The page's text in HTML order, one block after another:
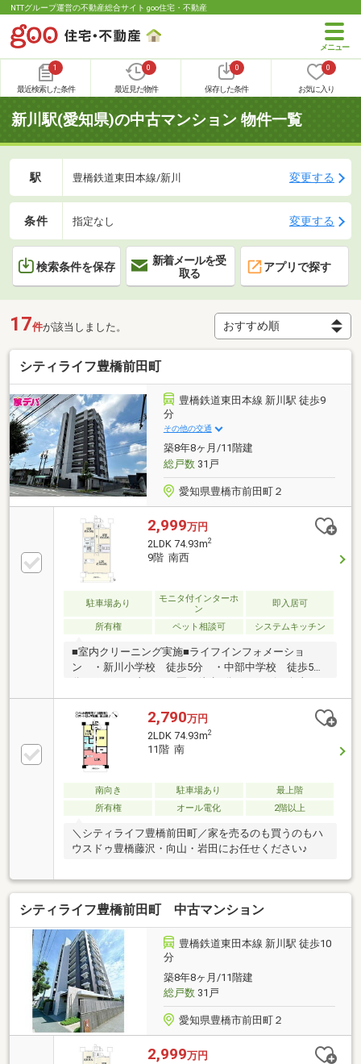
NTTグループ運営の不動産総合サイト goo住宅・不動産
1
最近検索した条件
0
最近見た物件
0
保存した条件
0
お気に入り
新川駅(愛知県)の中古マンション 物件一覧
駅 豊橋鉄道東田本線/新川 変更する
条件 指定なし 変更する
検索条件を保存
新着メールを受
取る
アプリで探す
17件が該当しました。
シティライフ豊橋前田町
豊橋鉄道東田本線 新川駅 徒歩9
分
その他の交通
築8年8ヶ月/11階建
総戸数31戸
愛知県豊橋市前田町２
2,999万円
2LDK 74.93m2
9階 南西
駐車場あり
モニタ付インターホ
ン
即入居可
所有権 ペット相談可 システムキッチン
■室内クリーニング実施■ライフインフォメーショ
ン ・新川小学校 徒歩5分 ・中部中学校 徒歩5
分 ・むかい山こども園 徒歩5分 ・アピタ向山
店 徒歩11分 ・ドラッグスギヤマ 徒歩6分 ・フ
ァミリーマート 徒歩3分 ・豊橋前田郵便局 徒歩3
分□■おうち探しは 家デパ へ■□――――――・・・ 住
宅ローンや住み替えなど、不動産のことなら何でもご
相談ください。 土日、平日夜のお仕事終わりでもご
案内可能です。 キッズスペースもご用意しておりま
す。ぜひご家族揃ってご来店ください
♪―――――――――――――――――――――――
2,790万円
2LDK 74.93m2
11階 南
南向き 駐車場あり
最上階
所有権
オール電化 2階以上
＼シティライフ豊橋前田町／家を売るのも買うのもハ
ウスドゥ豊橋藤沢・向山・岩田にお任せください♪
シティライフ豊橋前田町 中古マンション
豊橋鉄道東田本線 新川駅 徒歩10
分
築8年8ヶ月/11階建
総戸数31戸
愛知県豊橋市前田町２
2,999万円